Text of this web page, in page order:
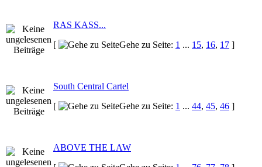
RAS KASS...
[
Gehe zu Seite: 1 ... 15, 16, 17 ]
South Central Cartel
[
Gehe zu Seite: 1 ... 44, 45, 46 ]
ABOVE THE LAW